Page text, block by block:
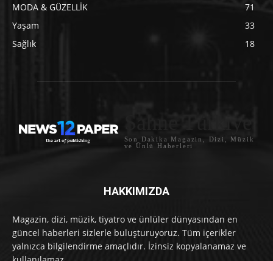
MODA & GÜZELLİK
71
Yaşam
33
Sağlık
18
Sahne Türkiye
Son Dakika Magazin, Dizi, Müzik
ve Ünlü Haberleri
HAKKIMIZDA
Magazin, dizi, müzik, tiyatro ve ünlüler dünyasından en
güncel haberleri sizlerle buluşturuyoruz. Tüm içerikler
yalnızca bilgilendirme amaçlıdır. İzinsiz kopyalanamaz ve